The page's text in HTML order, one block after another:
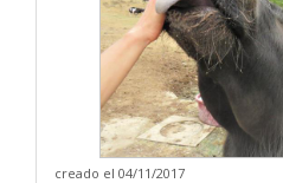
creado el 04/11/2017